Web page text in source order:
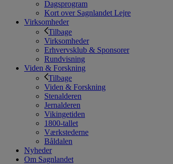
Dagsprogram
Kort over Sagnlandet Lejre
Virksomheder
Tilbage
Virksomheder
Erhvervsklub & Sponsorer
Rundvisning
Viden & Forskning
Tilbage
Viden & Forskning
Stenalderen
Jernalderen
Vikingetiden
1800-tallet
Værkstederne
Båldalen
Nyheder
Om Sagnlandet